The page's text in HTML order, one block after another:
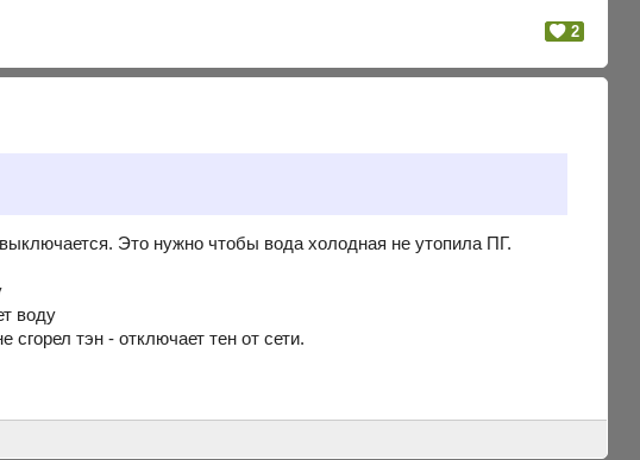
2
Это нужно чтобы вода холодная не утопила ПГ.
воду
тэн - отключает тен от сети.